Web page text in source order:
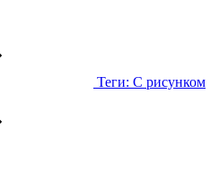
Теги: С рисунком